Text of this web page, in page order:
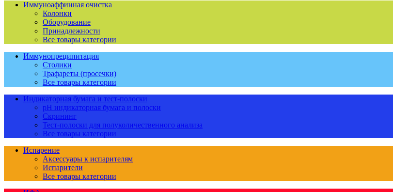
Иммуноаффинная очистка
Колонки
Оборудование
Принадлежности
Все товары категории
Иммунопреципитация
Столики
Трафареты (просечки)
Все товары категории
Индикаторная бумага и тест-полоски
pH индикаторная бумага и полоски
Скрининг
Тест-полоски для полуколичественного анализа
Все товары категории
Испарение
Аксессуары к испарителям
Испарители
Все товары категории